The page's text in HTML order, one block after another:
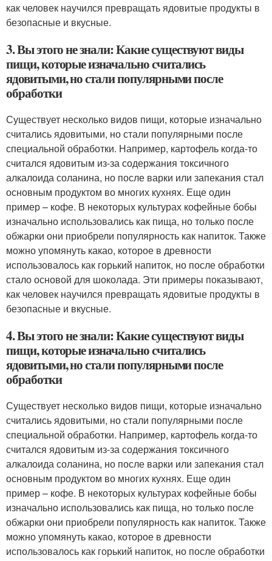
как человек научился превращать ядовитые продукты в
безопасные и вкусные.
3. Вы этого не знали: Какие существуют виды
пищи, которые изначально считались
ядовитыми, но стали популярными после
обработки
Существует несколько видов пищи, которые изначально
считались ядовитыми, но стали популярными после
специальной обработки. Например, картофель когда-то
считался ядовитым из-за содержания токсичного
алкалоида соланина, но после варки или запекания стал
основным продуктом во многих кухнях. Еще один
пример – кофе. В некоторых культурах кофейные бобы
изначально использовались как пища, но только после
обжарки они приобрели популярность как напиток. Также
можно упомянуть какао, которое в древности
использовалось как горький напиток, но после обработки
стало основой для шоколада. Эти примеры показывают,
как человек научился превращать ядовитые продукты в
безопасные и вкусные.
4. Вы этого не знали: Какие существуют виды
пищи, которые изначально считались
ядовитыми, но стали популярными после
обработки
Существует несколько видов пищи, которые изначально
считались ядовитыми, но стали популярными после
специальной обработки. Например, картофель когда-то
считался ядовитым из-за содержания токсичного
алкалоида соланина, но после варки или запекания стал
основным продуктом во многих кухнях. Еще один
пример – кофе. В некоторых культурах кофейные бобы
изначально использовались как пища, но только после
обжарки они приобрели популярность как напиток. Также
можно упомянуть какао, которое в древности
использовалось как горький напиток, но после обработки